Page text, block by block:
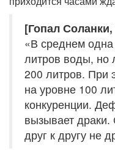
[Гопал
«В среднем одна
литров воды, но
200 литров. При
на уровне 100
конкуренции.
вызывает драки.
друг к другу не